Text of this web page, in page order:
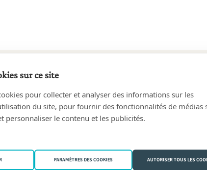
08/2019
DUBUISSON - Notaires associés(6530 Thuin)
sur ce site
pour collecter et analyser des informations sur les
du site, pour fournir des fonctionnalités de médias
personnaliser le contenu et les publicités.
PARAMÈTRES DES COOKIES AUTORISER TOUS LES